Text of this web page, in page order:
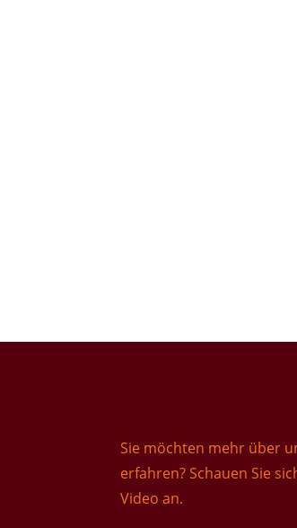
Sie möchten mehr über
erfahren? Schauen Sie
Video an.